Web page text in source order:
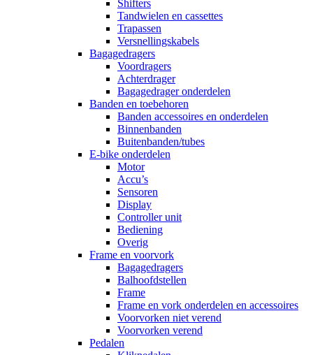
Shifters
Tandwielen en cassettes
Trapassen
Versnellingskabels
Bagagedragers
Voordragers
Achterdrager
Bagagedrager onderdelen
Banden en toebehoren
Banden accessoires en onderdelen
Binnenbanden
Buitenbanden/tubes
E-bike onderdelen
Motor
Accu’s
Sensoren
Display
Controller unit
Bediening
Overig
Frame en voorvork
Bagagedragers
Balhoofdstellen
Frame
Frame en vork onderdelen en accessoires
Voorvorken niet verend
Voorvorken verend
Pedalen